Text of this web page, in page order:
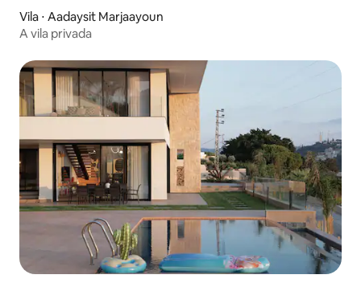
Vila ⋅ Aadaysit Marjaayoun
A vila privada